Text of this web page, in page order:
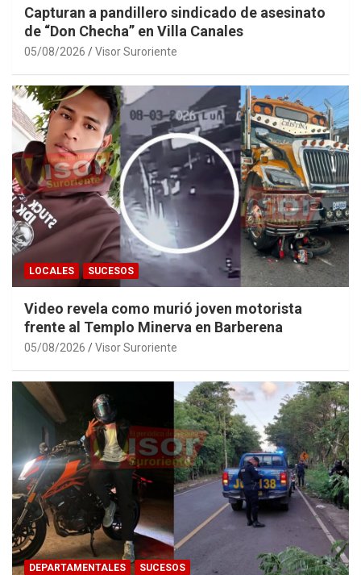
Capturan a pandillero sindicado de asesinato
de “Don Checha” en Villa Canales
05/08/2026 Visor Suroriente
LOCALES SUCESOS
Video revela como murió joven motorista
frente al Templo Minerva en Barberena
05/08/2026 Visor Suroriente
DEPARTAMENTALES SUCESOS